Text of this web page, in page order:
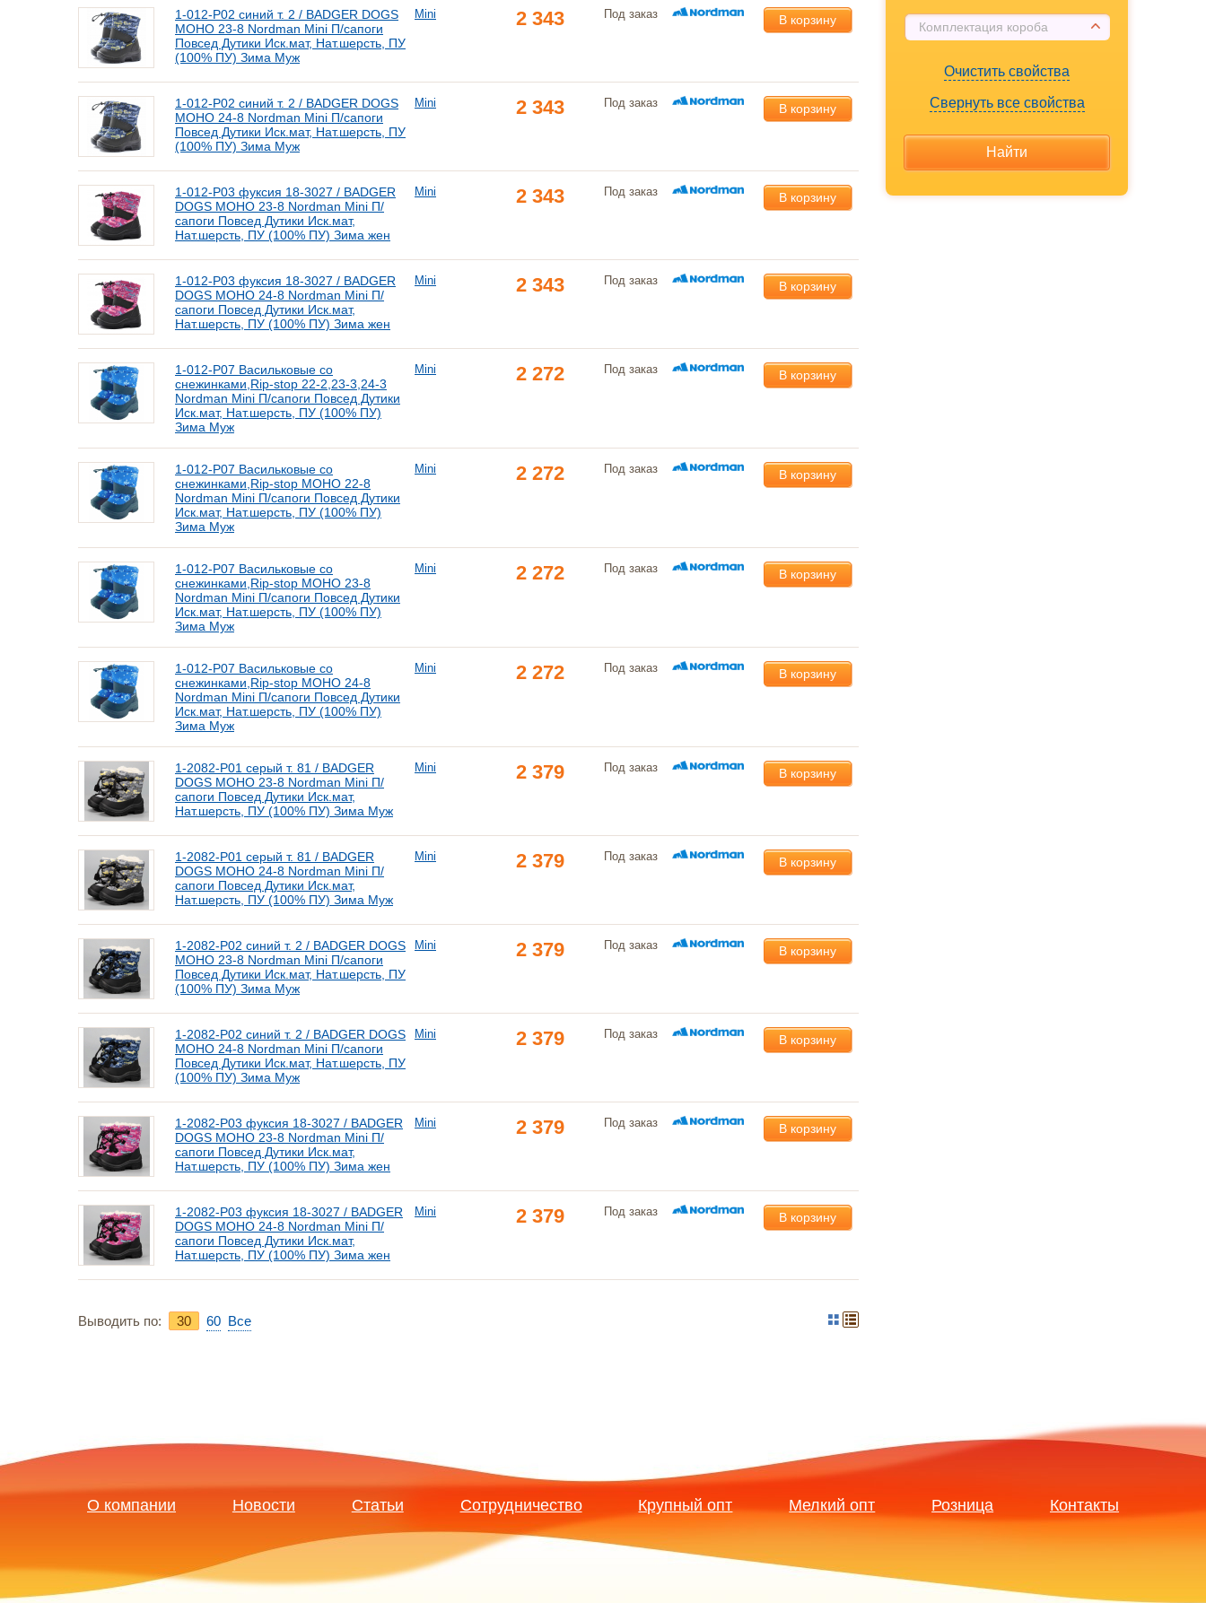
1-012-Р02 синий т. 2 / BADGER DOGS
МОНО 23-8 Nordman Mini П/сапоги
Повсед Дутики Иск.мат, Нат.шерсть, ПУ
(100% ПУ) Зима Муж
Mini 2 343 Под заказ В корзину
1-012-Р02 синий т. 2 / BADGER DOGS
МОНО 24-8 Nordman Mini П/сапоги
Повсед Дутики Иск.мат, Нат.шерсть, ПУ
(100% ПУ) Зима Муж
Mini 2 343 Под заказ В корзину
1-012-Р03 фуксия 18-3027 / BADGER
DOGS МОНО 23-8 Nordman Mini П/
сапоги Повсед Дутики Иск.мат,
Нат.шерсть, ПУ (100% ПУ) Зима жен
Mini 2 343 Под заказ В корзину
1-012-Р03 фуксия 18-3027 / BADGER
DOGS МОНО 24-8 Nordman Mini П/
сапоги Повсед Дутики Иск.мат,
Нат.шерсть, ПУ (100% ПУ) Зима жен
Mini 2 343 Под заказ В корзину
1-012-Р07 Васильковые со
снежинками,Rip-stop 22-2,23-3,24-3
Nordman Mini П/сапоги Повсед Дутики
Иск.мат, Нат.шерсть, ПУ (100% ПУ)
Зима Муж
Mini 2 272 Под заказ В корзину
1-012-Р07 Васильковые со
снежинками,Rip-stop МОНО 22-8
Nordman Mini П/сапоги Повсед Дутики
Иск.мат, Нат.шерсть, ПУ (100% ПУ)
Зима Муж
Mini 2 272 Под заказ В корзину
1-012-Р07 Васильковые со
снежинками,Rip-stop МОНО 23-8
Nordman Mini П/сапоги Повсед Дутики
Иск.мат, Нат.шерсть, ПУ (100% ПУ)
Зима Муж
Mini 2 272 Под заказ В корзину
1-012-Р07 Васильковые со
снежинками,Rip-stop МОНО 24-8
Nordman Mini П/сапоги Повсед Дутики
Иск.мат, Нат.шерсть, ПУ (100% ПУ)
Зима Муж
Mini 2 272 Под заказ В корзину
1-2082-P01 серый т. 81 / BADGER
DOGS МОНО 23-8 Nordman Mini П/
сапоги Повсед Дутики Иск.мат,
Нат.шерсть, ПУ (100% ПУ) Зима Муж
Mini 2 379 Под заказ В корзину
1-2082-P01 серый т. 81 / BADGER
DOGS МОНО 24-8 Nordman Mini П/
сапоги Повсед Дутики Иск.мат,
Нат.шерсть, ПУ (100% ПУ) Зима Муж
Mini 2 379 Под заказ В корзину
1-2082-P02 синий т. 2 / BADGER DOGS
МОНО 23-8 Nordman Mini П/сапоги
Повсед Дутики Иск.мат, Нат.шерсть, ПУ
(100% ПУ) Зима Муж
Mini 2 379 Под заказ В корзину
1-2082-P02 синий т. 2 / BADGER DOGS
МОНО 24-8 Nordman Mini П/сапоги
Повсед Дутики Иск.мат, Нат.шерсть, ПУ
(100% ПУ) Зима Муж
Mini 2 379 Под заказ В корзину
1-2082-P03 фуксия 18-3027 / BADGER
DOGS МОНО 23-8 Nordman Mini П/
сапоги Повсед Дутики Иск.мат,
Нат.шерсть, ПУ (100% ПУ) Зима жен
Mini 2 379 Под заказ В корзину
1-2082-P03 фуксия 18-3027 / BADGER
DOGS МОНО 24-8 Nordman Mini П/
сапоги Повсед Дутики Иск.мат,
Нат.шерсть, ПУ (100% ПУ) Зима жен
Mini 2 379 Под заказ В корзину
Выводить по: 30 60 Bce
Комплектация короба
Очистить свойства
Свернуть все свойства
О компании Новости Статьи Сотрудничество Крупный опт Мелкий опт Розница Контакты